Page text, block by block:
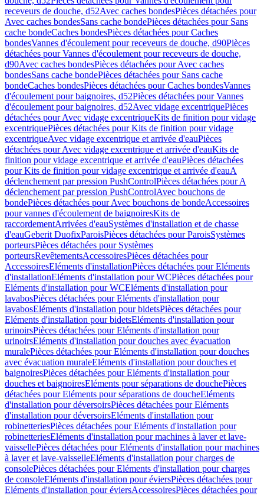
receveurs de douche, d52Avec caches bondesPièces détachées pour
Avec caches bondesSans cache bondePièces détachées pour Sans
cache bondeCaches bondesPièces détachées pour Caches
bondesVannes d'écoulement pour receveurs de douche, d90Pièces
détachées pour Vannes d'écoulement pour receveurs de douche,
d90Avec caches bondesPièces détachées pour Avec caches
bondesSans cache bondePièces détachées pour Sans cache
bondeCaches bondesPièces détachées pour Caches bondesVannes
d'écoulement pour baignoires, d52Pièces détachées pour Vannes
d'écoulement pour baignoires, d52Avec vidage excentriquePièces
détachées pour Avec vidage excentriqueKits de finition pour vidage
excentriquePièces détachées pour Kits de finition pour vidage
excentriqueAvec vidage excentrique et arrivée d'eauPièces
détachées pour Avec vidage excentrique et arrivée d'eauKits de
finition pour vidage excentrique et arrivée d'eauPièces détachées
pour Kits de finition pour vidage excentrique et arrivée d'eauA
déclenchement par pression PushControlPièces détachées pour A
déclenchement par pression PushControlAvec bouchons de
bondePièces détachées pour Avec bouchons de bondeAccessoires
pour vannes d'écoulement de baignoiresKits de
raccordementArrivées d'eauSystèmes d'installation et de chasse
d'eauGeberit DuofixParoisPièces détachées pour ParoisSystèmes
porteursPièces détachées pour Systèmes
porteursRevêtementsAccessoiresPièces détachées pour
AccessoiresEléments d'installationPièces détachées pour Eléments
d'installationEléments d'installation pour WCPièces détachées pour
Eléments d'installation pour WCEléments d'installation pour
lavabosPièces détachées pour Eléments d'installation pour
lavabosEléments d'installation pour bidetsPièces détachées pour
Eléments d'installation pour bidetsEléments d'installation pour
urinoirsPièces détachées pour Eléments d'installation pour
urinoirsEléments d'installation pour douches avec évacuation
muralePièces détachées pour Eléments d'installation pour douches
avec évacuation muraleEléments d'installation pour douches et
baignoiresPièces détachées pour Eléments d'installation pour
douches et baignoiresEléments pour séparations de douchePièces
détachées pour Eléments pour séparations de doucheEléments
d'installation pour déversoirsPièces détachées pour Eléments
d'installation pour déversoirsEléments d'installation pour
robinetteriesPièces détachées pour Eléments d'installation pour
robinetteriesEléments d'installation pour machines à laver et lave-
vaissellePièces détachées pour Eléments d'installation pour machines
à laver et lave-vaisselleEléments d'installation pour charges de
consolePièces détachées pour Eléments d'installation pour charges
de consoleEléments d'installation pour éviersPièces détachées pour
Eléments d'installation pour éviersAccessoiresPièces détachées pour